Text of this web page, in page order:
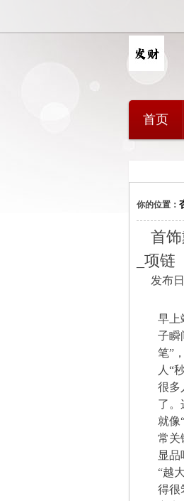
首页
你的位置：
首
_项链
发布
早上
子瞬
笔”
人“
很多
了。
就像
常关
显品
“越
得很